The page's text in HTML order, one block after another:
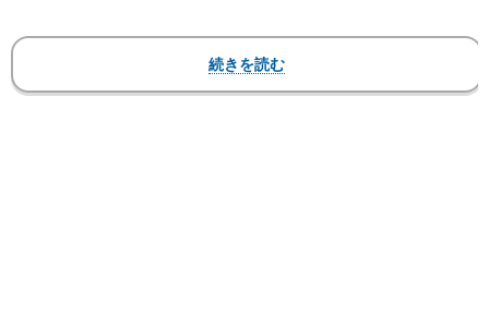
【フォト＆動画】話題となった覆面姿でセミヌー
ド！鍛えたマッスルボディも